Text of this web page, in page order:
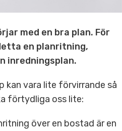
med en bra plan. För
en planritning,
inredningsplan.
kan vara lite förvirrande så
förtydliga oss lite:
över en bostad är en